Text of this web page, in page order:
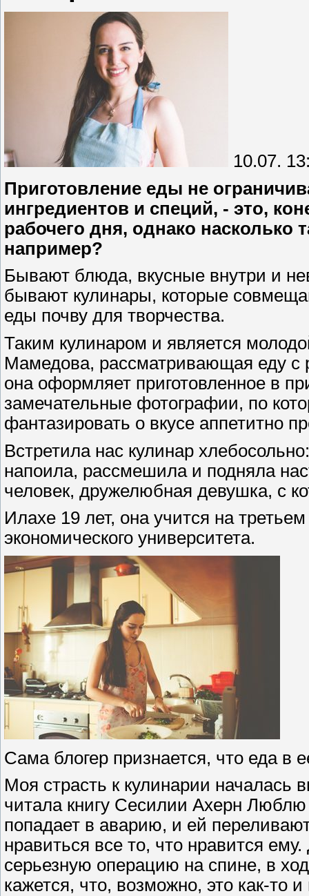
10.07.
Приготовление еды не
ингредиентов и специй, - это,
рабочего дня, однако насколько
например?
Бывают блюда, вкусные внутри и
бывают кулинары, которые
еды почву для творчества.
Таким кулинаром и является
Мамедова, рассматривающая еду с
она оформляет приготовленное в
замечательные фотографии, по
фантазировать о вкусе аппетитно
Встретила нас кулинар
напоила, рассмешила и подняла
человек, дружелюбная девушка, с
Илахе 19 лет, она учится на
экономического университета.
Сама блогер признается, что еда в
Моя страсть к кулинарии началась
читала книгу Сесилии Ахерн Люблю
попадает в аварию, и ей
нравиться все то, что нравится
серьезную операцию на спине, в
кажется, что, возможно, это как-то